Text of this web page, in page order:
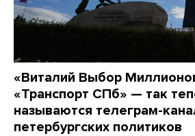
«Виталий Выбор
«Транспорт СПб» — так
называются телеграм-
петербургских политиков